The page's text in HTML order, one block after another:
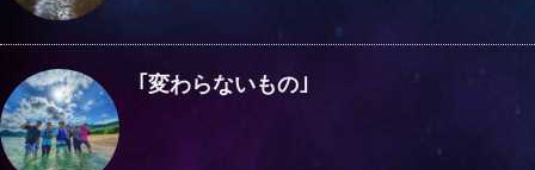
｢変わらないもの｣